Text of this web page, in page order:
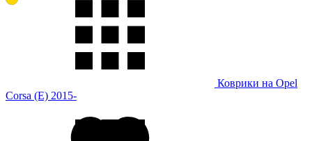
Коврики на Opel
Corsa (E) 2015-